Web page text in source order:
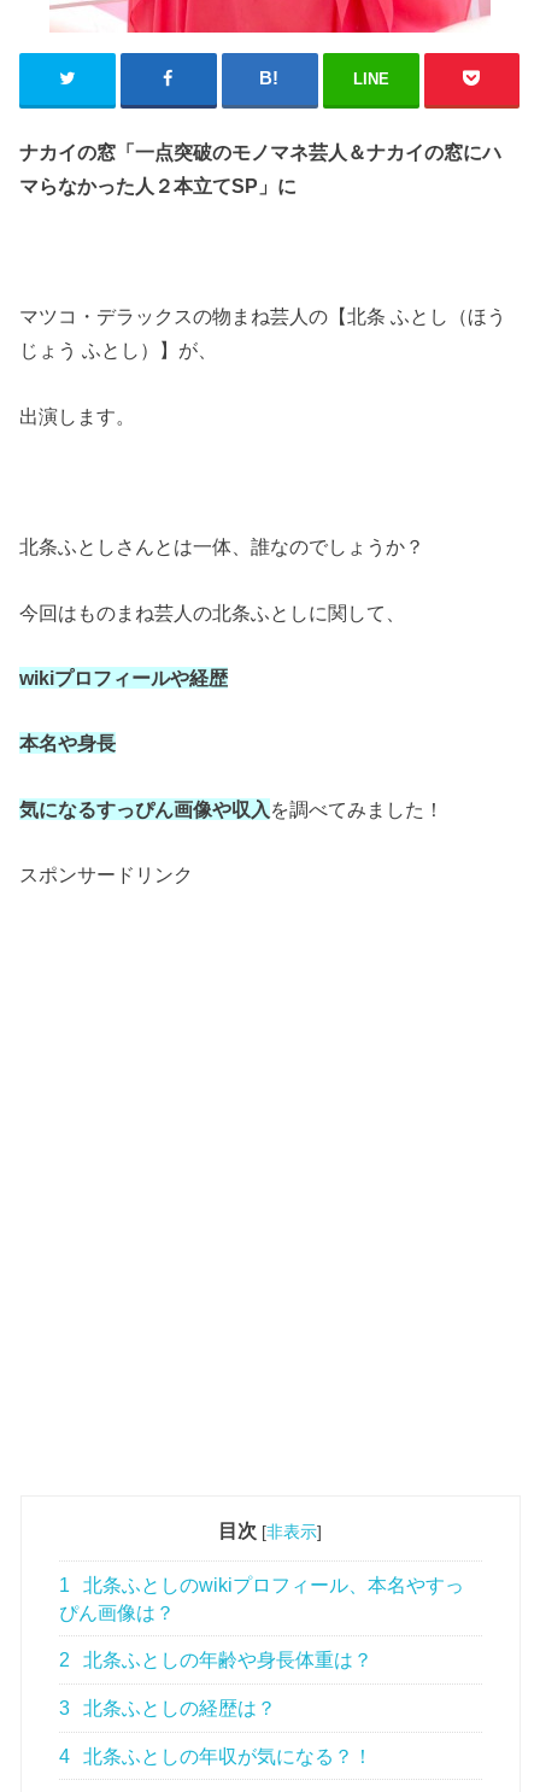
LINE
ナカイの窓「一点突破のモノマネ芸人＆ナカイの窓にハ
マらなかった人２本立てSP 」に
マツコ・デラックスの物まね芸人の【北条 ふとし（ほう
じょう ふとし）】が、
出演します。
北条ふとしさんとは一体、誰なのでしょうか？
今回はものまね芸人の北条ふとしに関して、
wikiプロフィールや経歴
本名や身長
気になるすっぴん画像や収入 を調べてみました！
スポンサードリンク
目次 [非表示]
1
北条ふとしのwikiプロフィール、本名やすっ
ぴん画像は？
2 北条ふとしの年齢や身長体重は？
3 北条ふとしの経歴は？
4 北条ふとしの年収が気になる？！